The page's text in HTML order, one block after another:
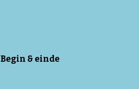
Begin & einde